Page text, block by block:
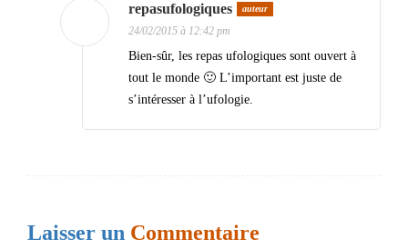
repasufologiques auteur
24/02/2015 à 12:42 pm
Bien-sûr, les repas ufologiques sont ouvert à
tout le monde 🙂 L’important est juste de
s’intéresser à l’ufologie.
Laisser un Commentaire